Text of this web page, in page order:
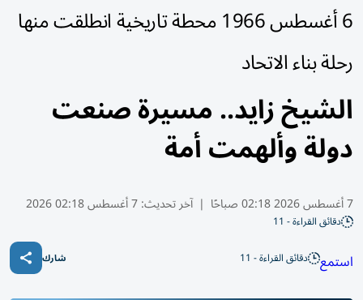
6 أغسطس 1966 محطة تاريخية انطلقت منها
رحلة بناء الاتحاد
الشيخ زايد.. مسيرة صنعت
دولة وألهمت أمة
7 أغسطس 2026 02:18 صباحًا | آخر تحديث:7 أغسطس 02:18 2026
دقائق القراءة - 11
استمع دقائق القراءة - 11 شارك